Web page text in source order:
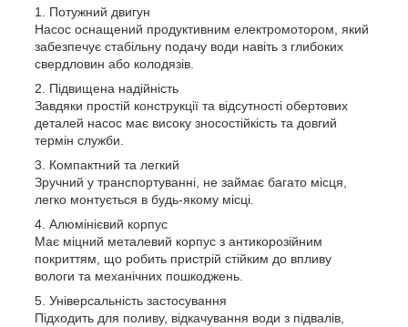
Потужний двигун
Насос оснащений продуктивним електромотором, який
забезпечує стабільну подачу води навіть з глибоких
свердловин або колодязів.
Підвищена надійність
Завдяки простій конструкції та відсутності обертових
деталей насос має високу зносостійкість та довгий
термін служби.
Компактний та легкий
Зручний у транспортуванні, не займає багато місця,
легко монтується в будь-якому місці.
Алюмінієвий корпус
Має міцний металевий корпус з антикорозійним
покриттям, що робить пристрій стійким до впливу
вологи та механічних пошкоджень.
Універсальність застосування
Підходить для поливу, відкачування води з підвалів,